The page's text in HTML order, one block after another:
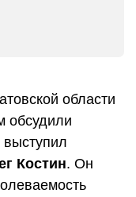
области
обсудили
выступил
Костин. Он